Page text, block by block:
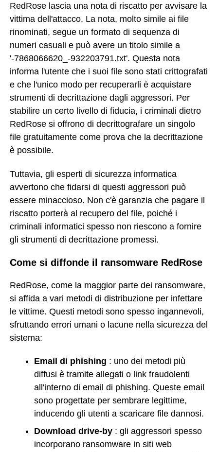
RedRose lascia una nota di riscatto per avvisare la
vittima dell'attacco. La nota, molto simile ai file
rinominati, segue un formato di sequenza di
numeri casuali e può avere un titolo simile a
'-7868066620_-932203791.txt'. Questa nota
informa l'utente che i suoi file sono stati crittografati
e che l'unico modo per recuperarli è acquistare
strumenti di decrittazione dagli aggressori. Per
stabilire un certo livello di fiducia, i criminali dietro
RedRose si offrono di decrittografare un singolo
file gratuitamente come prova che la decrittazione
è possibile.
Tuttavia, gli esperti di sicurezza informatica
avvertono che fidarsi di questi aggressori può
essere minaccioso. Non c'è garanzia che pagare il
riscatto porterà al recupero del file, poiché i
criminali informatici spesso non riescono a fornire
gli strumenti di decrittazione promessi.
Come si diffonde il ransomware RedRose
RedRose, come la maggior parte dei ransomware,
si affida a vari metodi di distribuzione per infettare
le vittime. Questi metodi sono spesso ingannevoli,
sfruttando errori umani o lacune nella sicurezza del
sistema:
Email di phishing : uno dei metodi più
diffusi è tramite allegati o link fraudolenti
all'interno di email di phishing. Queste email
sono progettate per sembrare legittime,
inducendo gli utenti a scaricare file dannosi.
Download drive-by : gli aggressori spesso
incorporano ransomware in siti web